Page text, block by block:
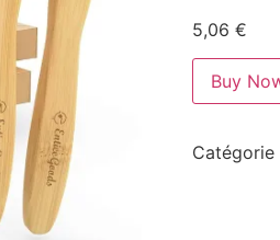
5,06 €
Buy
Catégorie